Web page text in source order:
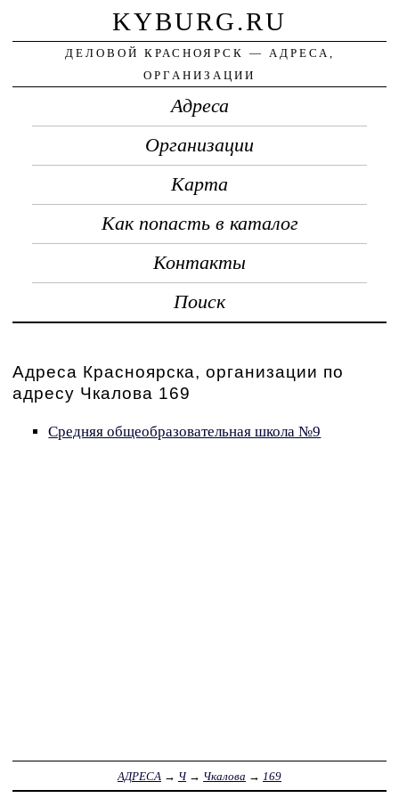
KYBURG.RU
ДЕЛОВОЙ КРАСНОЯРСК — АДРЕСА,
ОРГАНИЗАЦИИ
Адреса
Организации
Карта
Как попасть в каталог
Контакты
Поиск
Адреса Красноярска, организации по
адресу Чкалова 169
Средняя общеобразовательная школа №9
АДРЕСА → Ч→ Чкалова → 169